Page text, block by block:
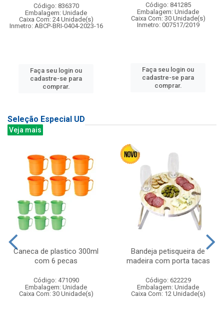
Código: 836370
Embalagem: Unidade
Caixa Com: 24 Unidade(s)
Inmetro: ABCP-BRI-0404-2023-16
Faça seu login ou
cadastre-se para
comprar.
Código: 841285
Embalagem: Unidade
Caixa Com: 30 Unidade(s)
Inmetro: 007517/2019
Faça seu login ou
cadastre-se para
comprar.
Seleção Especial UD
Veja mais
Caneca de plastico 300ml
com 6 pecas
Código: 471090
Embalagem: Unidade
Caixa Com: 30 Unidade(s)
Bandeja petisqueira de
madeira com porta tacas
Código: 622229
Embalagem: Unidade
Caixa Com: 12 Unidade(s)